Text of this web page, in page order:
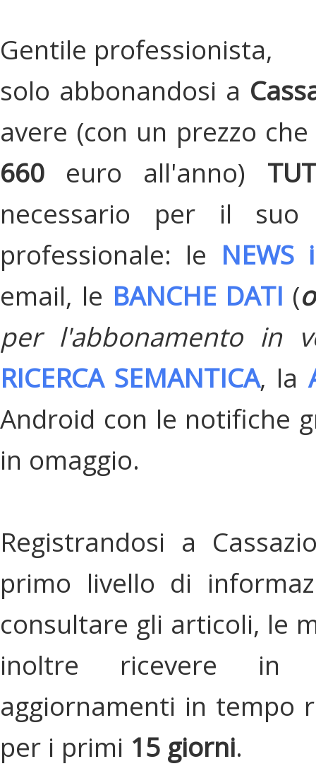
Gentile professionista,
solo abbonandosi a
avere (con un prezzo
660 euro all'anno)
necessario per il suo
professionale: le
email, le BANCHE DATI (
per l'abbonamento in
RICERCA SEMANTICA, la
Android con le notifiche
in omaggio.
Registrandosi a
primo livello di
consultare gli articoli, le
inoltre ricevere in
aggiornamenti in tempo
per i primi 15 giorni.